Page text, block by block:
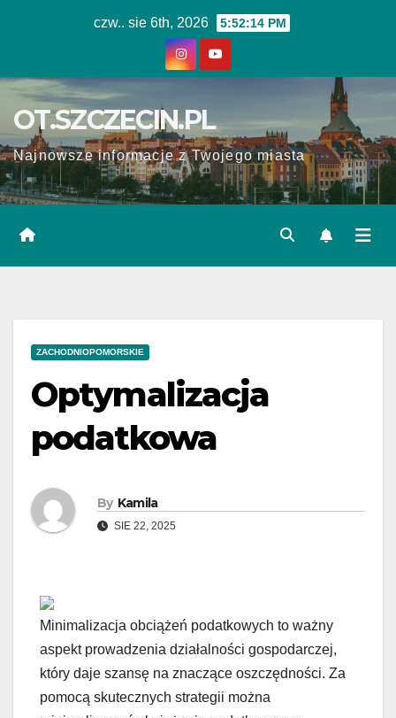
czw.. sie 6th, 2026 5:52:14 PM
OT.SZCZECIN.PL
Najnowsze informacje z Twojego miasta
ZACHODNIOPOMORSKIE
Optymalizacja
podatkowa
By Kamila
SIE 22, 2025
Minimalizacja obciążeń podatkowych to ważny
aspekt prowadzenia działalności gospodarczej,
który daje szansę na znaczące oszczędności. Za
pomocą skutecznych strategii można